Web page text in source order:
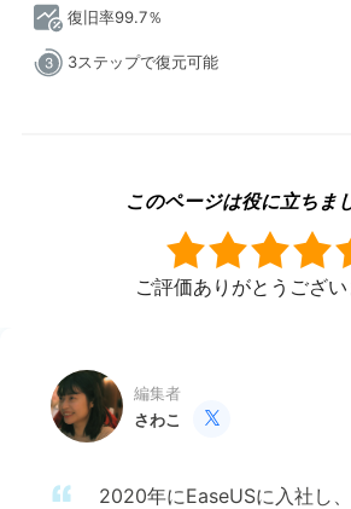
復旧率99.7％
3ステップで復元可能
このページは役に立ちま
ご評価ありがとうござい
編集者
さわこ

2020年にEaseUSに入社し